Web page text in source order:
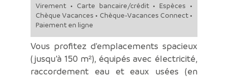
Virement • Carte bancaire/crédit • Espèces •
Chèque Vacances • Chèque-Vacances Connect •
Paiement en ligne
Vous profitez d'emplacements spacieux
(jusqu’à 150 m²), équipés avec électricité,
raccordement eau et eaux usées (en